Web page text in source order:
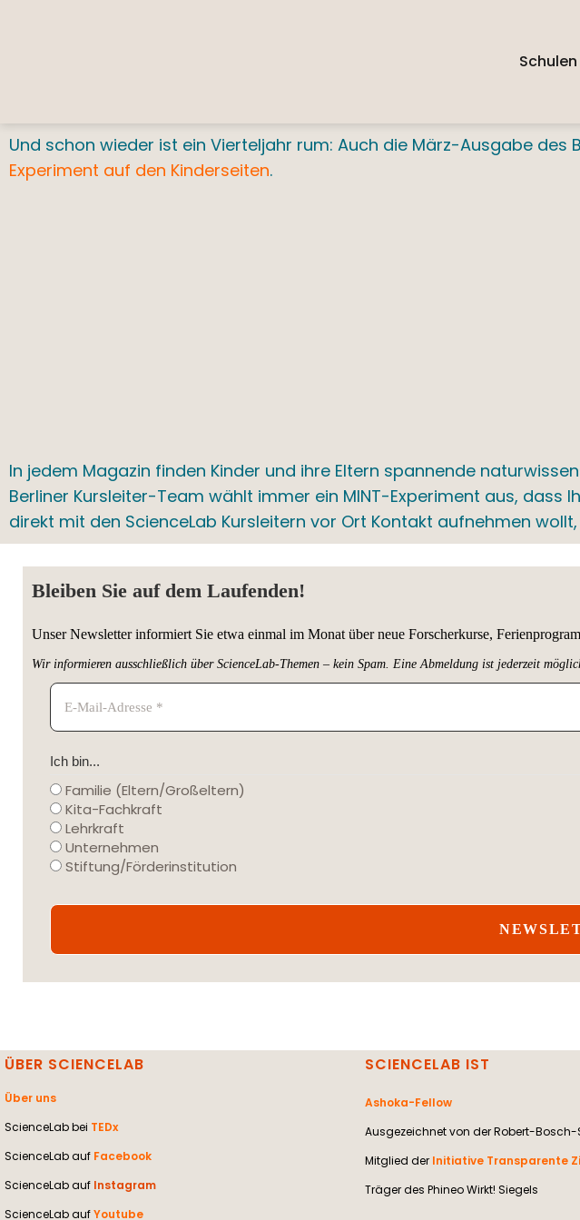
Und schon wieder ist ein Vierteljahr rum: Auch die März-Ausgabe
Experiment auf den Kinderseiten.
In jedem Magazin finden Kinder und ihre Eltern spannende
Berliner Kursleiter-Team wählt immer ein MINT-Experiment aus, dass
direkt mit den ScienceLab Kursleitern vor Ort Kontakt aufnehmen
Bleiben Sie auf dem Laufenden!
Unser Newsletter informiert Sie etwa einmal im Monat über neue Forscherkurse,
Wir informieren ausschließlich über ScienceLab-Themen – kein Spam. Eine Abmeldung ist jederzeit
Ich bin...
Familie (Eltern/Großeltern)
Kita-Fachkraft
Lehrkraft
Unternehmen
Stiftung/Förderinstitution
ÜBER SCIENCELAB
Über uns
ScienceLab bei TEDx
ScienceLab auf Facebook
ScienceLab auf Instagram
ScienceLab aufYoutube
SCIENCELAB IST
Ashoka-Fellow
Ausgezeichnet von der Robert-
Mitglied der Initiative Transparente
Träger des Phineo Wirkt! Siegels